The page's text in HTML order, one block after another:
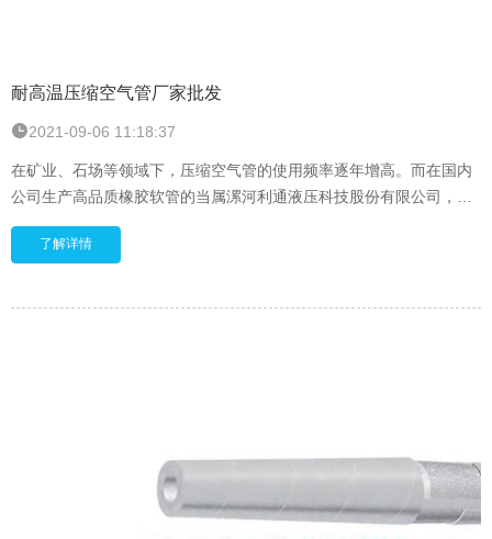
耐高温压缩空气管厂家批发
2021-09-06 11:18:37
在矿业、石场等领域下，压缩空气管的使用频率逐年增高。而在国内
公司生产高品质橡胶软管的当属漯河利通液压科技股份有限公司，产
品具有高质量、低价格，把产品质量做到第一高标
了解详情